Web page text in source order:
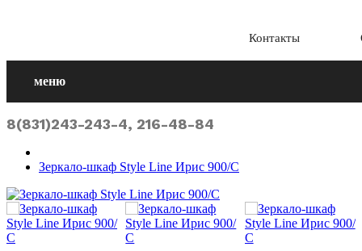
Контакты
меню
8(831)243-243-4, 216-48-84
Зеркало-шкаф Style Line Ирис 900/С